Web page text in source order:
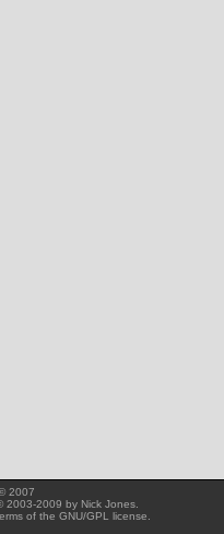
2007
2003-2009 by Nick Jones.
of the GNU/GPL license.